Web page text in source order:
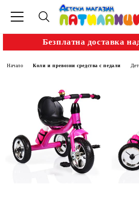
Безплатна доставка
Начало Коли и превозни средства с педали